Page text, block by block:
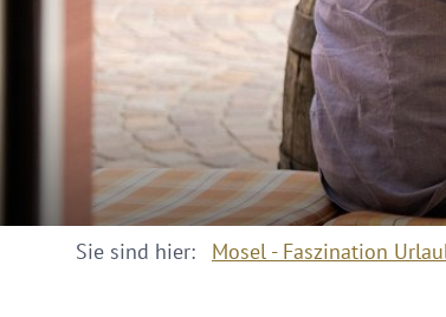
Sie sind hier: Mosel - Faszination